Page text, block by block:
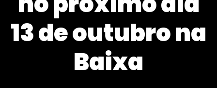
13 de outubro na
Baixa